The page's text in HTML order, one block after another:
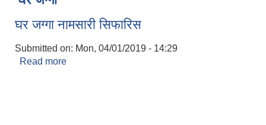
घर जग्गा नामसारी सिफारिस
Submitted on: Mon, 04/01/2019 - 14:29
Read more